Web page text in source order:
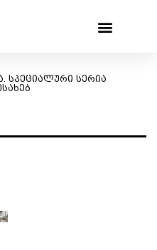
სპეციალური სერია